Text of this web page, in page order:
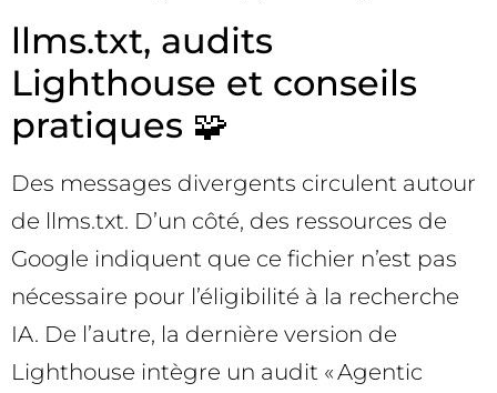
llms.txt, audits
Lighthouse et conseils
pratiques 🧩
Des messages divergents circulent autour
de llms.txt. D’un côté, des ressources de
Google indiquent que ce fichier n’est pas
nécessaire pour l’éligibilité à la recherche
IA. De l’autre, la dernière version de
Lighthouse intègre un audit « Agentic